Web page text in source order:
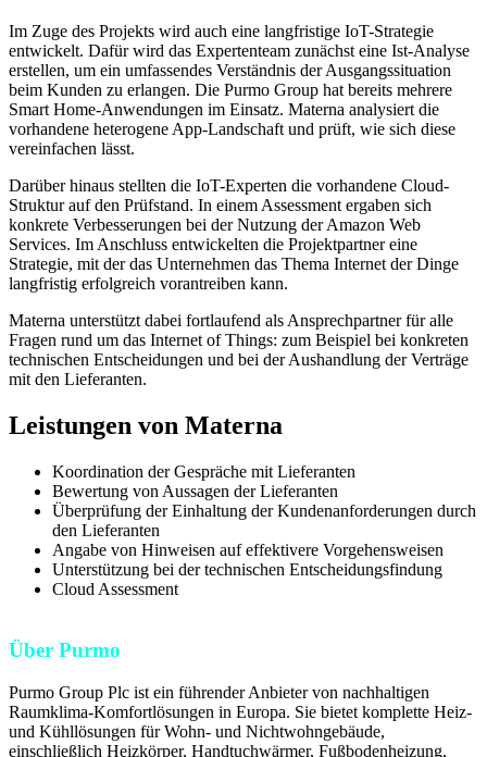
Im Zuge des Projekts wird auch eine langfristige IoT-Strategie
entwickelt. Dafür wird das Expertenteam zunächst eine Ist-Analyse
erstellen, um ein umfassendes Verständnis der Ausgangssituation
beim Kunden zu erlangen. Die Purmo Group hat bereits mehrere
Smart Home-Anwendungen im Einsatz. Materna analysiert die
vorhandene heterogene App-Landschaft und prüft, wie sich diese
vereinfachen lässt.
Darüber hinaus stellten die IoT-Experten die vorhandene Cloud-
Struktur auf den Prüfstand. In einem Assessment ergaben sich
konkrete Verbesserungen bei der Nutzung der Amazon Web
Services. Im Anschluss entwickelten die Projektpartner eine
Strategie, mit der das Unternehmen das Thema Internet der Dinge
langfristig erfolgreich vorantreiben kann.
Materna unterstützt dabei fortlaufend als Ansprechpartner für alle
Fragen rund um das Internet of Things: zum Beispiel bei konkreten
technischen Entscheidungen und bei der Aushandlung der Verträge
mit den Lieferanten.
Leistungen von Materna
Koordination der Gespräche mit Lieferanten
Bewertung von Aussagen der Lieferanten
Überprüfung der Einhaltung der Kundenanforderungen durch
den Lieferanten
Angabe von Hinweisen auf effektivere Vorgehensweisen
Unterstützung bei der technischen Entscheidungsfindung
Cloud Assessment
Über Purmo
Purmo Group Plc ist ein führender Anbieter von nachhaltigen
Raumklima-Komfortlösungen in Europa. Sie bietet komplette Heiz-
und Kühllösungen für Wohn- und Nichtwohngebäude,
einschließlich Heizkörper, Handtuchwärmer, Fußbodenheizung,